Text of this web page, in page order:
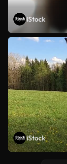
iStock
iStock